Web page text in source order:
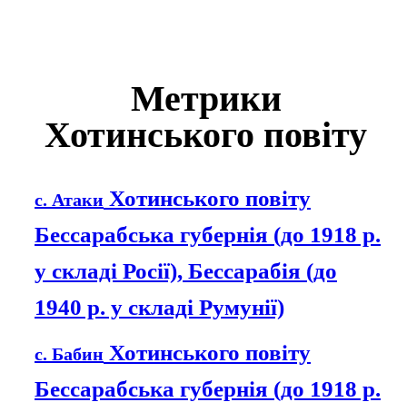
Метрики
Хотинського повіту
с. Атаки Хотинського повіту
Бессарабська губернія (до 1918 р.
у складі Росії), Бессарабія (до
1940 р. у складі Румунії)
с. Бабин Хотинського повіту
Бессарабська губернія (до 1918 р.